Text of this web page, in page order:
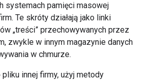
systemach pamięci masowej
Te skróty działają jako linki
„treści” przechowywanych przez
zwykle w innym magazynie danych
w chmurze.
innej firmy, użyj metody